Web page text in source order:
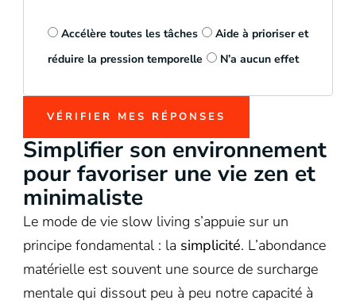
Accélère toutes les tâches
Aide à prioriser et
réduire la pression temporelle
N’a aucun effet
VÉRIFIER MES RÉPONSES
Simplifier son environnement
pour favoriser une vie zen et
minimaliste
Le mode de vie slow living s’appuie sur un
principe fondamental : la simplicité. L’abondance
matérielle est souvent une source de surcharge
mentale qui dissout peu à peu notre capacité à